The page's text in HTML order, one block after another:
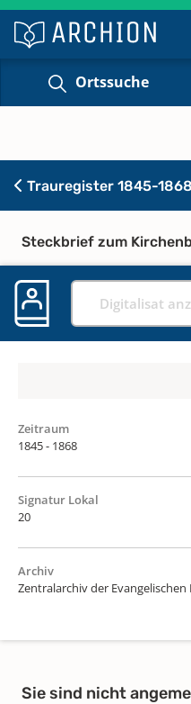
Ortssuche
Trauregister 1845-1868
Steckbrief zum
Digitalisat
Zeitraum
1845 - 1868
Signatur Lokal
20
Archiv
Zentralarchiv der
Sie sind nicht